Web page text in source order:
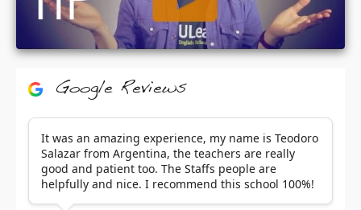
Google Reviews
It was an amazing experience, my name is Teodoro
Salazar from Argentina, the teachers are really
good and patient too. The Staffs people are
helpfully and nice. I recommend this school 100%!